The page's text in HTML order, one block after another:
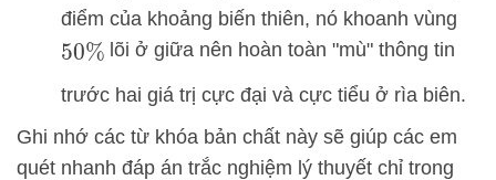
điểm của khoảng biến thiên, nó khoanh vùng
50% lõi ở giữa nên hoàn toàn "mù" thông tin
trước hai giá trị cực đại và cực tiểu ở rìa biên.
Ghi nhớ các từ khóa bản chất này sẽ giúp các em
quét nhanh đáp án trắc nghiệm lý thuyết chỉ trong